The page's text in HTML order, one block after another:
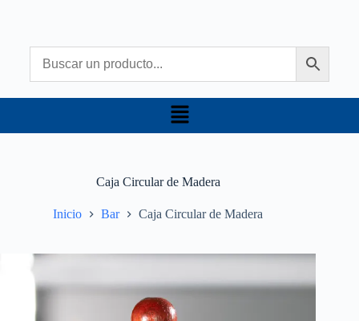
Caja Circular de Madera
Inicio Bar Caja Circular de Madera